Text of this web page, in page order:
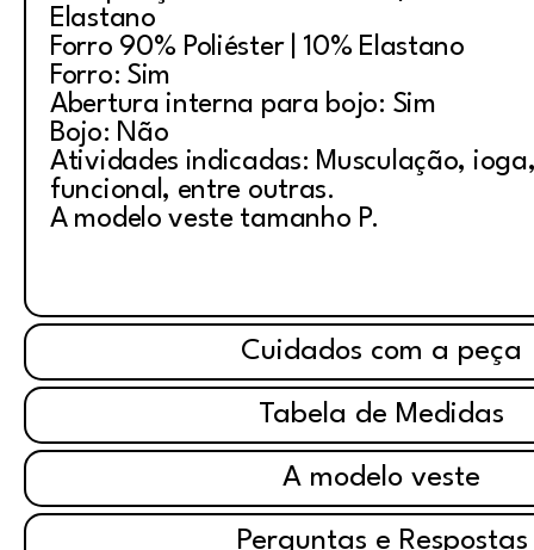
Elastano
Forro 90% Poliéster | 10% Elastano
Forro: Sim
Abertura interna para bojo: Sim
Bojo: Não
Atividades indicadas: Musculação,
funcional, entre outras.
A modelo veste tamanho P.
Cuidados com a peça
Tabela de Medidas
A modelo veste
Perguntas e Respostas